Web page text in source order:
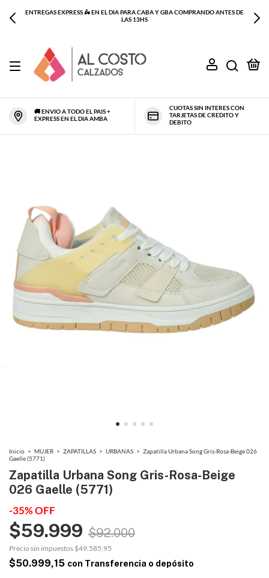
ENTREGAS EXPRESS 🛵 EN EL DIA PARA CABA Y GBA COMPRANDO ANTES DE
LAS 13HS
🚚 ENVIO A TODO EL PAIS +
EXPRESS EN EL DIA AMBA
CUOTAS SIN INTERES CON
TARJETAS DE CREDITO Y
DEBITO
Inicio > MUJER > ZAPATILLAS > URBANAS > Zapatilla Urbana Song Gris-Rosa-Beige 026
Gaelle (5771)
Zapatilla Urbana Song Gris-Rosa-Beige
026 Gaelle (5771)
-35%OFF
$59.999 $92.000
Precio sin impuestos $49.585,95
$50.999,15 con Transferencia o depósito